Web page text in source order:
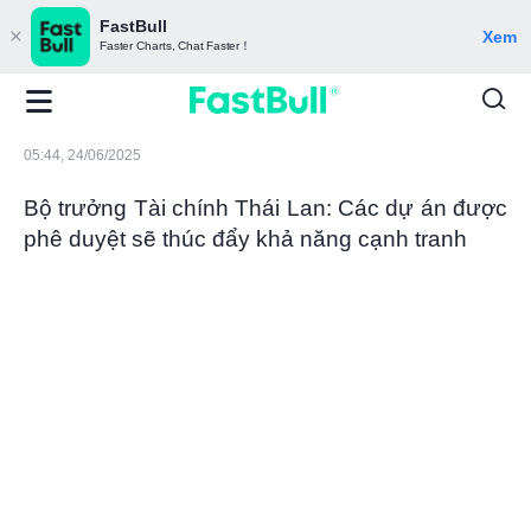
FastBull
Faster Charts, Chat Faster！ Xem
05:44, 24/06/2025
Bộ trưởng Tài chính Thái Lan: Các dự án được
phê duyệt sẽ thúc đẩy khả năng cạnh tranh